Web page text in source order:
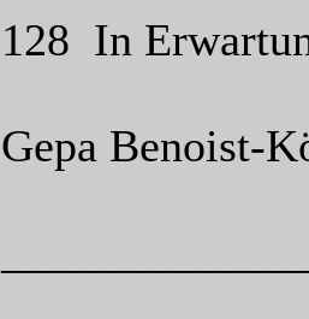
128 In
Gepa Benoist-